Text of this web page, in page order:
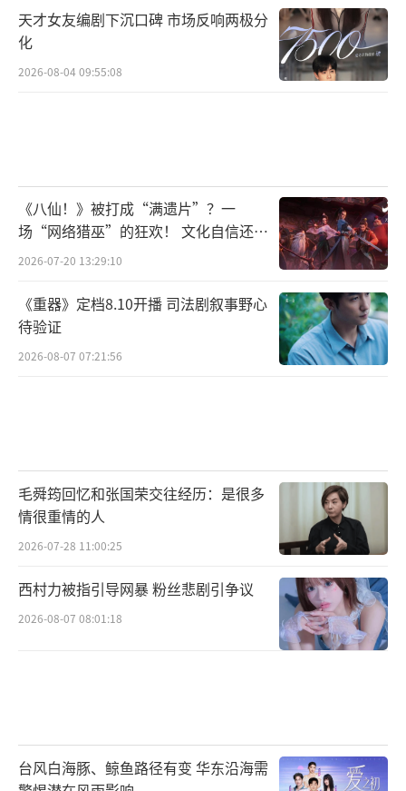
天才女友编剧下沉口碑 市场反响两极分
化
2026-08-04 09:55:08
《八仙！》被打成“满遗片”？一
场“网络猎巫”的狂欢！ 文化自信还是
焦虑？
2026-07-20 13:29:10
《重器》定档8.10开播 司法剧叙事野心
待验证
2026-08-07 07:21:56
毛舜筠回忆和张国荣交往经历：是很多
情很重情的人
2026-07-28 11:00:25
西村力被指引导网暴 粉丝悲剧引争议
2026-08-07 08:01:18
台风白海豚、鲸鱼路径有变 华东沿海需